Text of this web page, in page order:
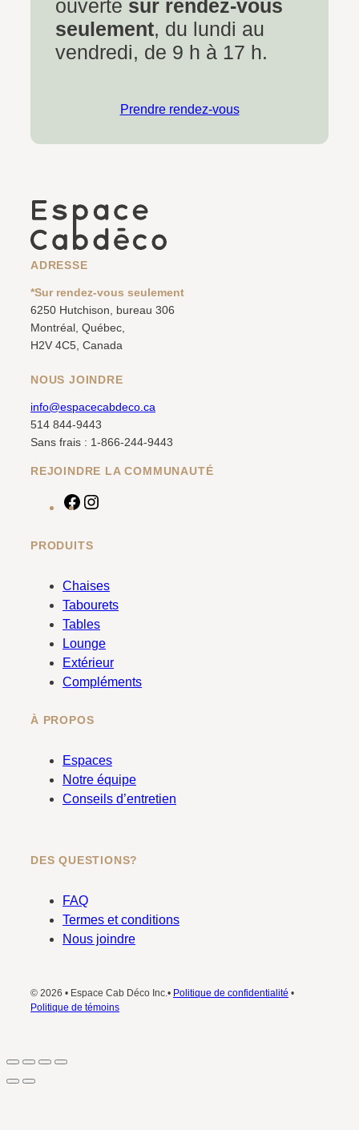
ouverte sur rendez-vous
seulement, du lundi au
vendredi, de 9 h à 17 h.
Prendre rendez-vous
ADRESSE
*Sur rendez-vous seulement
6250 Hutchison, bureau 306
Montréal, Québec,
H2V 4C5, Canada
NOUS JOINDRE
info@espacecabdeco.ca
514 844-9443
Sans frais : 1-866-244-9443
REJOINDRE LA COMMUNAUTÉ
F
c
b
o
PRODUITS
Chaises
Tabourets
Tables
Lounge
Extérieur
Compléments
À PROPOS
Espaces
Notre équipe
Conseils d’entretien
DES QUESTIONS?
FAQ
Termes et conditions
Nous joindre
© 2026 • Espace Cab Déco Inc.• Politique de confidentialité •
Politique de témoins